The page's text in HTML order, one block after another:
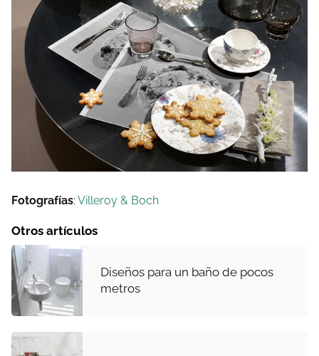
Fotografías: Villeroy & Boch
Otros artículos
Diseños para un baño de pocos
metros